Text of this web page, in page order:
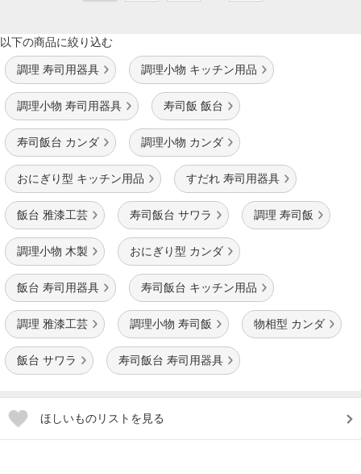
以下の商品に絞り込む
調理 寿司用器具 調理小物 キッチン用品
調理小物 寿司用器具 寿司飯 飯台
寿司飯台 カンダ 調理小物 カンダ
おにぎり型 キッチン用品 すだれ 寿司用器具
飯台 雅漆工芸 寿司飯台 サワラ 調理 寿司飯
調理小物 木製 おにぎり型 カンダ
飯台 寿司用器具 寿司飯台 キッチン用品
調理 雅漆工芸 調理小物 寿司飯 物相型 カンダ
飯台 サワラ 寿司飯台 寿司用器具
ほしいものリストを見る